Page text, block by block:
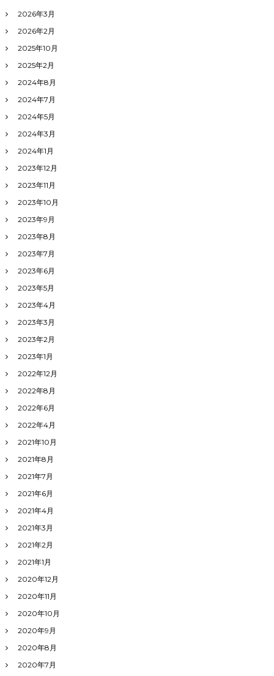
2026年3月
2026年2月
2025年10月
2025年2月
2024年8月
2024年7月
2024年5月
2024年3月
2024年1月
2023年12月
2023年11月
2023年10月
2023年9月
2023年8月
2023年7月
2023年6月
2023年5月
2023年4月
2023年3月
2023年2月
2023年1月
2022年12月
2022年8月
2022年6月
2022年4月
2021年10月
2021年8月
2021年7月
2021年6月
2021年4月
2021年3月
2021年2月
2021年1月
2020年12月
2020年11月
2020年10月
2020年9月
2020年8月
2020年7月